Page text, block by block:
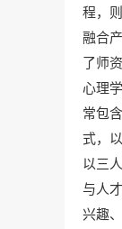
程，
融合
了师
心理
常包
式，
以三
与人
兴趣